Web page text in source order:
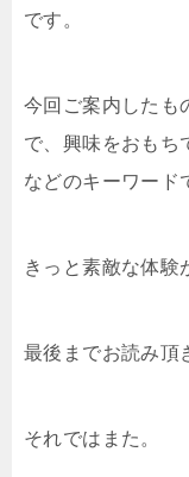
です。
今回ご案内したも
で、興味をおもち
などのキーワード
きっと素敵な体験
最後までお読み頂
それではまた。